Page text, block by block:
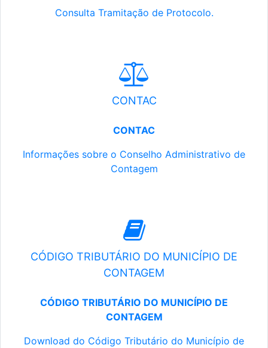
Consulta Tramitação de Protocolo.
CONTAC
CONTAC
Informações sobre o Conselho Administrativo de
Contagem
CÓDIGO TRIBUTÁRIO DO MUNICÍPIO DE
CONTAGEM
CÓDIGO TRIBUTÁRIO DO MUNICÍPIO DE
CONTAGEM
Download do Código Tributário do Município de